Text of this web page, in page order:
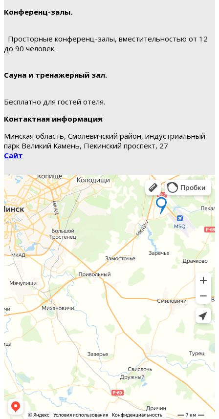
Конференц-залы.
Просторные конференц-залы, вместительностью от 12
до 90 человек.
Сауна и тренажерный зал.
Бесплатно для гостей отеля.
Контактная информация:
Минская область, Смолевичский район, индустриальный
парк Великий Камень, Пекинский проспект, 27
Сайт